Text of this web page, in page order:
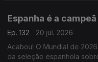
Espanha é a
Ep. 132
20 jul. 2026
Acabou! O Mundial de
da seleção espanhola